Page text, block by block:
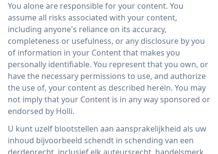
You alone are responsible for your content. You
assume all risks associated with your content,
including anyone's reliance on its accuracy,
completeness or usefulness, or any disclosure by you
of information in your Content that makes you
personally identifiable. You represent that you own, or
have the necessary permissions to use, and authorize
the use of, your content as described herein. You may
not imply that your Content is in any way sponsored or
endorsed by Holli.
U kunt uzelf blootstellen aan aansprakelijkheid als uw
inhoud bijvoorbeeld schendt in schending van een